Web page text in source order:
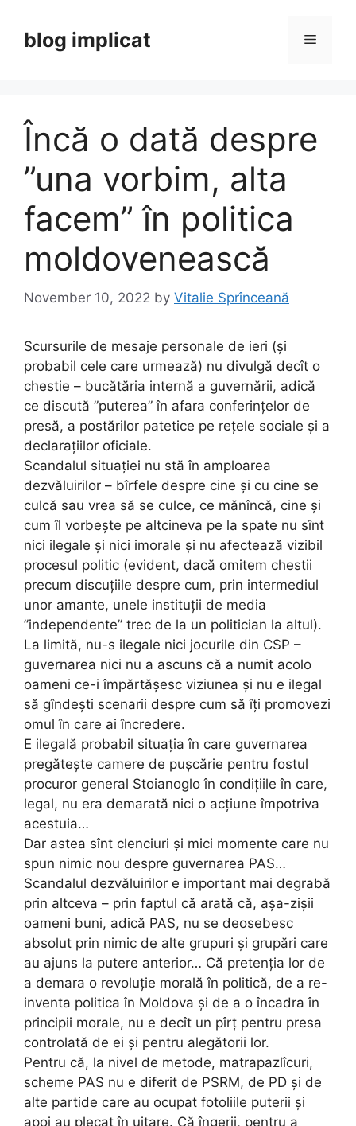
contentblog implicat Menu
Încă o dată despre
”una vorbim, alta
facem” în politica
moldovenească
November 10, 2022 by Vitalie Sprînceană
Scursurile de mesaje personale de ieri (și
probabil cele care urmează) nu divulgă decît o
chestie – bucătăria internă a guvernării, adică
ce discută ”puterea” în afara conferințelor de
presă, a postărilor patetice pe rețele sociale și a
declarațiilor oficiale.
Scandalul situației nu stă în amploarea
dezvăluirilor – bîrfele despre cine și cu cine se
culcă sau vrea să se culce, ce mănîncă, cine și
cum îl vorbește pe altcineva pe la spate nu sînt
nici ilegale și nici imorale și nu afectează vizibil
procesul politic (evident, dacă omitem chestii
precum discuțiile despre cum, prin intermediul
unor amante, unele instituții de media
”independente” trec de la un politician la altul).
La limită, nu-s ilegale nici jocurile din CSP –
guvernarea nici nu a ascuns că a numit acolo
oameni ce-i împărtășesc viziunea și nu e ilegal
să gîndești scenarii despre cum să îți promovezi
omul în care ai încredere.
E ilegală probabil situația în care guvernarea
pregătește camere de pușcărie pentru fostul
procuror general Stoianoglo în condițiile în care,
legal, nu era demarată nici o acțiune împotriva
acestuia…
Dar astea sînt clenciuri și mici momente care nu
spun nimic nou despre guvernarea PAS…
Scandalul dezvăluirilor e important mai degrabă
prin altceva – prin faptul că arată că, așa-zișii
oameni buni, adică PAS, nu se deosebesc
absolut prin nimic de alte grupuri și grupări care
au ajuns la putere anterior… Că pretenția lor de
a demara o revoluție morală în politică, de a re-
inventa politica în Moldova și de a o încadra în
principii morale, nu e decît un pîrț pentru presa
controlată de ei și pentru alegătorii lor.
Pentru că, la nivel de metode, matrapazlîcuri,
scheme PAS nu e diferit de PSRM, de PD și de
alte partide care au ocupat fotoliile puterii și
apoi au plecat în uitare. Că îngerii, pentru a